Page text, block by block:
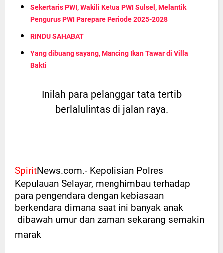
Sekertaris PWI, Wakili Ketua PWI Sulsel, Melantik
Pengurus PWI Parepare Periode 2025-2028
RINDU SAHABAT
Yang dibuang sayang, Mancing Ikan Tawar di Villa
Bakti
Inilah para pelanggar tata tertib
berlalulintas di jalan raya.
SpiritNews.com.- Kepolisian Polres
Kepulauan Selayar, menghimbau terhadap
para pengendara dengan kebiasaan
berkendara dimana saat ini banyak anak
dibawah umur dan zaman sekarang semakin
marak